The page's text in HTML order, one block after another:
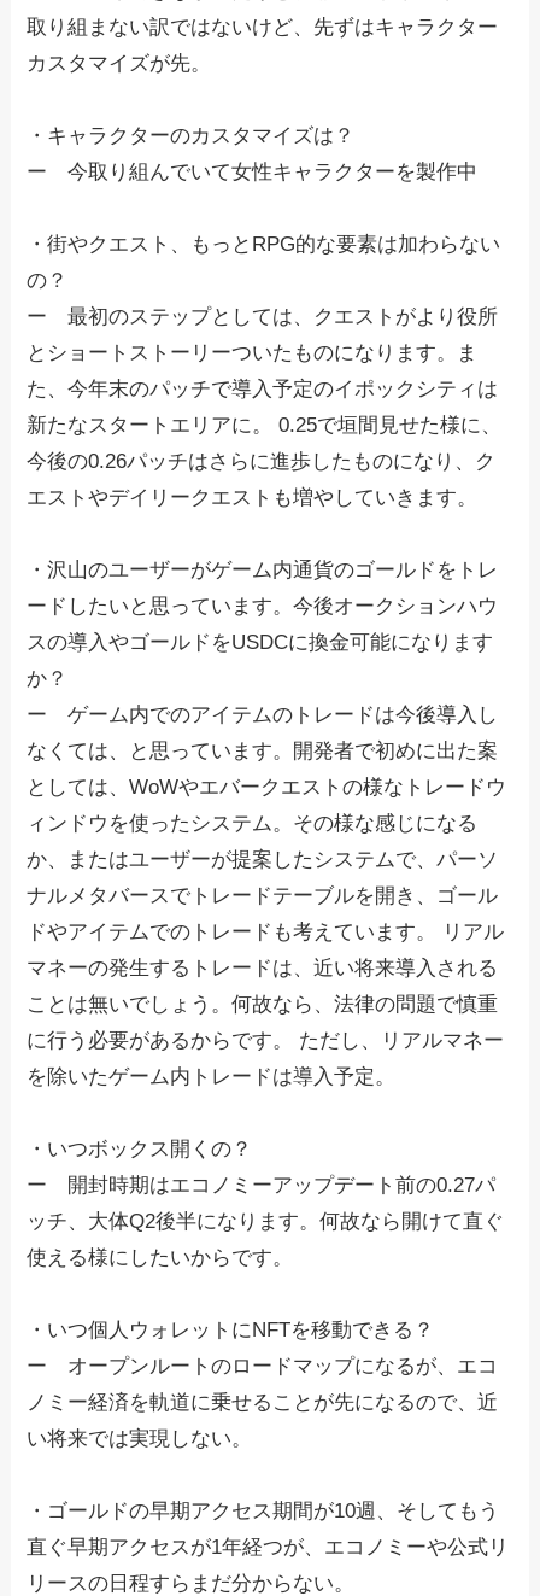
取り組まない訳ではないけど、先ずはキャラクター
カスタマイズが先。
・キャラクターのカスタマイズは？
ー 今取り組んでいて女性キャラクターを製作中
・街やクエスト、もっとRPG的な要素は加わらない
の？
ー 最初のステップとしては、クエストがより役所
とショートストーリーついたものになります。ま
た、今年末のパッチで導入予定のイポックシティは
新たなスタートエリアに。 0.25で垣間見せた様に、
今後の0.26パッチはさらに進歩したものになり、ク
エストやデイリークエストも増やしていきます。
・沢山のユーザーがゲーム内通貨のゴールドをトレ
ードしたいと思っています。今後オークションハウ
スの導入やゴールドをUSDCに換金可能になります
か？
ー ゲーム内でのアイテムのトレードは今後導入し
なくては、と思っています。開発者で初めに出た案
としては、WoWやエバークエストの様なトレードウ
ィンドウを使ったシステム。その様な感じになる
か、またはユーザーが提案したシステムで、パーソ
ナルメタバースでトレードテーブルを開き、ゴール
ドやアイテムでのトレードも考えています。 リアル
マネーの発生するトレードは、近い将来導入される
ことは無いでしょう。何故なら、法律の問題で慎重
に行う必要があるからです。 ただし、リアルマネー
を除いたゲーム内トレードは導入予定。
・いつボックス開くの？
ー 開封時期はエコノミーアップデート前の0.27パ
ッチ、大体Q2後半になります。何故なら開けて直ぐ
使える様にしたいからです。
・いつ個人ウォレットにNFTを移動できる？
ー オープンルートのロードマップになるが、エコ
ノミー経済を軌道に乗せることが先になるので、近
い将来では実現しない。
・ゴールドの早期アクセス期間が10週、そしてもう
直ぐ早期アクセスが1年経つが、エコノミーや公式リ
リースの日程すらまだ分からない。